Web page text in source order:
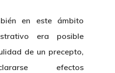
en este ámbito
era posible
de un precepto,
efectos